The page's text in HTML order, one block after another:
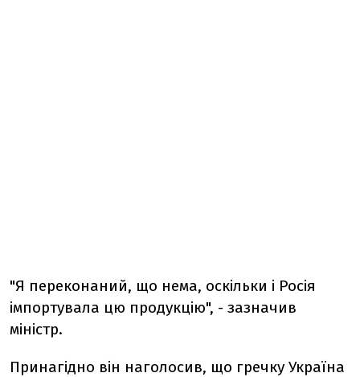
"Я переконаний, що нема, оскільки і Росія
імпортувала цю продукцію", - зазначив
міністр.
Принагідно він наголосив, що гречку Україна